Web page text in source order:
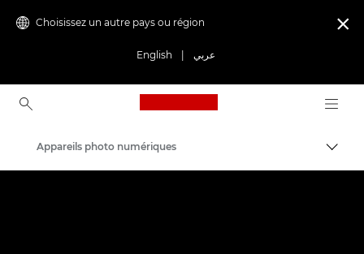
Choisissez un autre pays ou région
English عربي

Canon Logo, back to
Appareils photo numériques